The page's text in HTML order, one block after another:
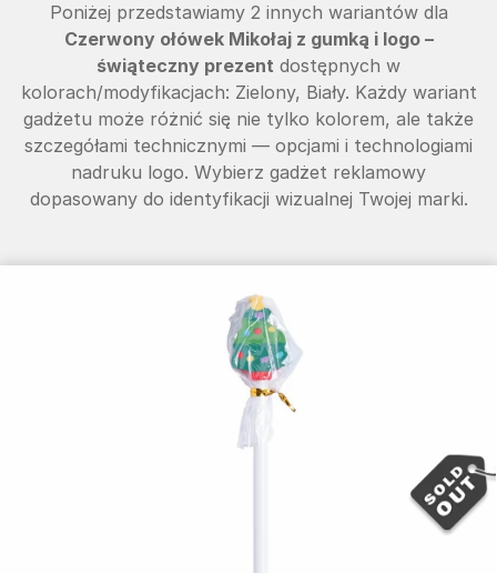
Poniżej przedstawiamy 2 innych wariantów dla
Czerwony ołówek Mikołaj z gumką i logo –
świąteczny prezent dostępnych w
kolorach/modyfikacjach: Zielony, Biały. Każdy wariant
gadżetu może różnić się nie tylko kolorem, ale także
szczegółami technicznymi — opcjami i technologiami
nadruku logo. Wybierz gadżet reklamowy
dopasowany do identyfikacji wizualnej Twojej marki.